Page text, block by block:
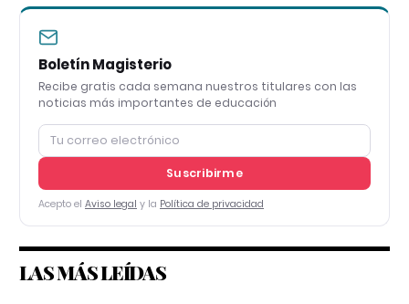
Boletín Magisterio
Recibe gratis cada semana nuestros titulares con las
noticias más importantes de educación
Suscribirme
Acepto el Aviso legal y la Política de privacidad
LAS MÁS LEÍDAS